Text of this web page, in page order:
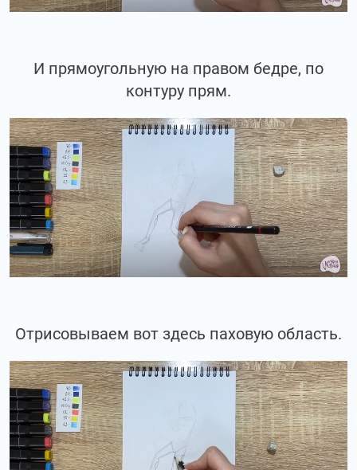
И прямоугольную на правом бедре, по
контуру прям.
Отрисовываем вот здесь паховую область.